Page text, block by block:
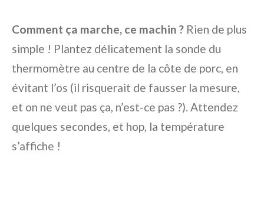
Comment ça marche, ce machin ? Rien de plus
simple ! Plantez délicatement la sonde du
thermomètre au centre de la côte de porc, en
évitant l’os (il risquerait de fausser la mesure,
et on ne veut pas ça, n’est-ce pas ?). Attendez
quelques secondes, et hop, la température
s’affiche !